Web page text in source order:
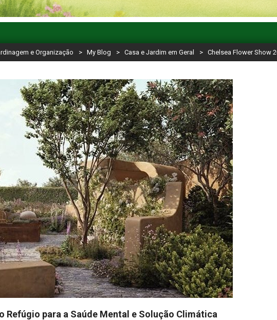
e Organização > My Blog > Casa e Jardim em Geral > Chelsea Flower Show
Refúgio para a Saúde Mental e Solução Climática